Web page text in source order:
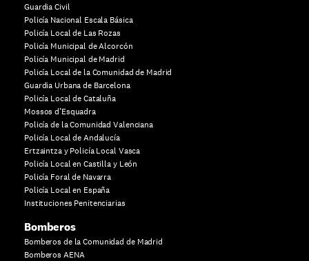
Guardia Civil
Policía Nacional Escala Básica
Policía Local de Las Rozas
Policía Municipal de Alcorcón
Policía Municipal de Madrid
Policía Local de la Comunidad de Madrid
Guardia Urbana de Barcelona
Policía Local de Cataluña
Mossos d’Esquadra
Policía de la Comunidad Valenciana
Policía Local de Andalucía
Ertzaintza y Policía Local Vasca
Policía Local en Castilla y León
Policía Foral de Navarra
Policía Local en España
Instituciones Penitenciarias
Bomberos
Bomberos de la Comunidad de Madrid
Bomberos AENA